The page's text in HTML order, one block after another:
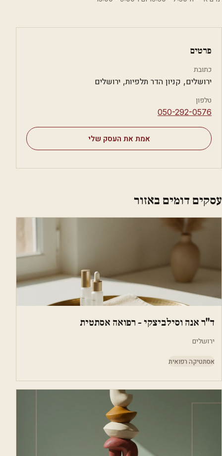
פרטים
כתובת
ירושלים, קניון הדר תלפיות, ירושלים
טלפון
⁦050-292-0576⁩
אמת את העסק שלי
עסקים דומים באזור
ד"ר אנה וסילביצקי - רפואה אסתטית
ירושלים
אסתטיקה רפואית